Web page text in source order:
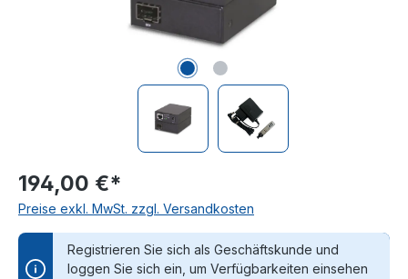
194,00 €*
Preise exkl. MwSt. zzgl. Versandkosten
Registrieren Sie sich als Geschäftskunde und
loggen Sie sich ein, um Verfügbarkeiten einsehen